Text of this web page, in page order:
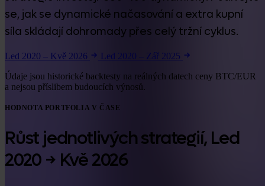
se, jak se dynamické načasování a extra kupní
síla skládají dohromady přes celý tržní cyklus.
Led 2020 – Kvě 2026
Led 2020 – Zář 2025
Údaje jsou historické backtesty na reálných datech ceny BTC/EUR
a nejsou příslibem budoucích výnosů.
HODNOTA PORTFOLIA V ČASE
Růst jednotlivých strategií, Led
2020 → Kvě 2026